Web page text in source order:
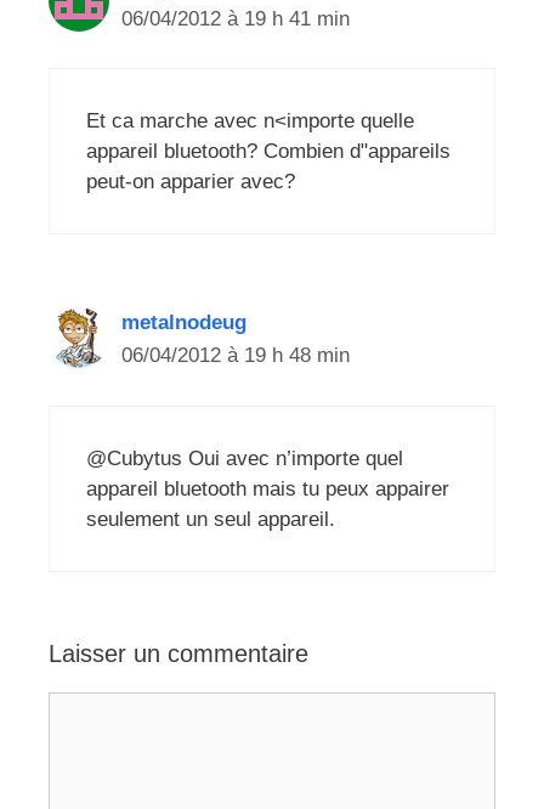
06/04/2012 à 19 h 41 min
Et ca marche avec n<importe quelle
appareil bluetooth? Combien d"appareils
peut-on apparier avec?
metalnodeug
06/04/2012 à 19 h 48 min
@Cubytus Oui avec n’importe quel
appareil bluetooth mais tu peux appairer
seulement un seul appareil.
Laisser un commentaire